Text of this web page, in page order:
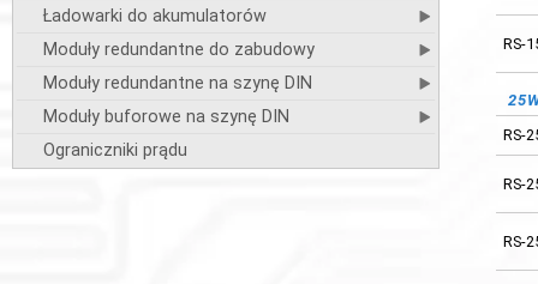
Ładowarki do akumulatorów
Moduły redundantne do zabudowy
Moduły redundantne na szynę DIN
Moduły buforowe na szynę DIN
Ograniczniki prądu
RS-
RS-
RS-
RS-
RS-
RS-
RS-
RS-